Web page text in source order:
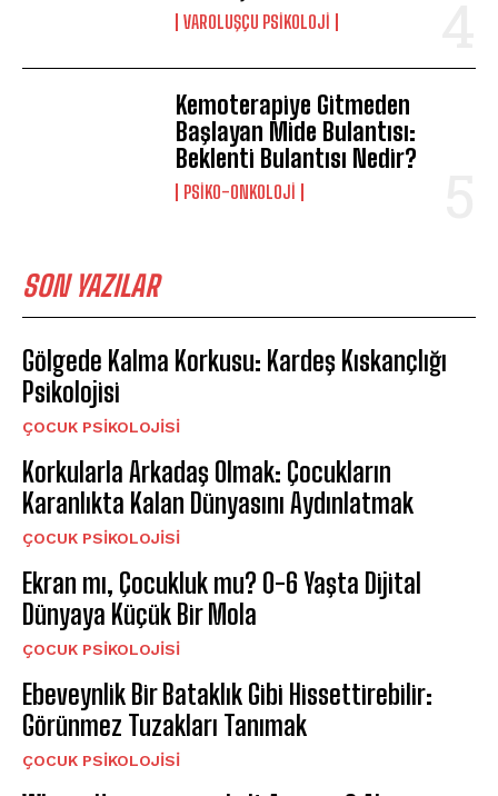
VAROLUŞÇU PSIKOLOJI
Kemoterapiye Gitmeden
Başlayan Mide Bulantısı:
Beklenti Bulantısı Nedir?
PSIKO-ONKOLOJI
SON YAZILAR
Gölgede Kalma Korkusu: Kardeş Kıskançlığı
Psikolojisi
ÇOCUK PSIKOLOJISI
Korkularla Arkadaş Olmak: Çocukların
Karanlıkta Kalan Dünyasını Aydınlatmak
ÇOCUK PSIKOLOJISI
Ekran mı, Çocukluk mu? 0-6 Yaşta Dijital
Dünyaya Küçük Bir Mola
ÇOCUK PSIKOLOJISI
Ebeveynlik Bir Bataklık Gibi Hissettirebilir:
Görünmez Tuzakları Tanımak
ÇOCUK PSIKOLOJISI